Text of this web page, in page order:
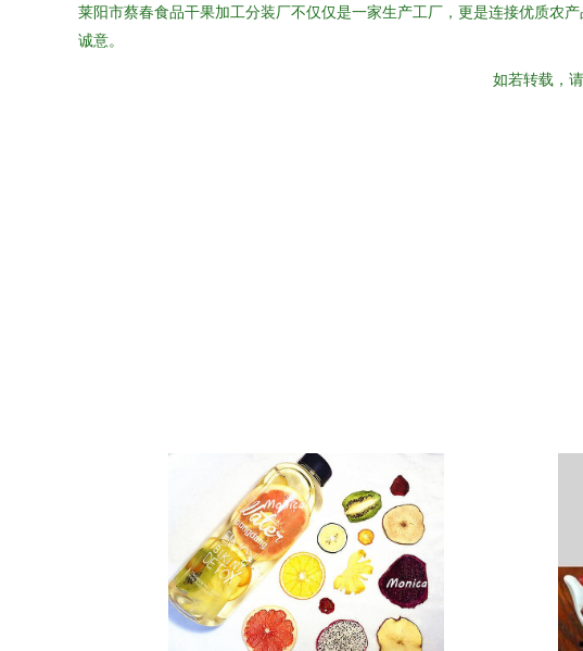
莱阳市蔡春食品干果加工分装厂不仅仅是一家生产工厂，更是连接优质农
诚意。
如若转载，